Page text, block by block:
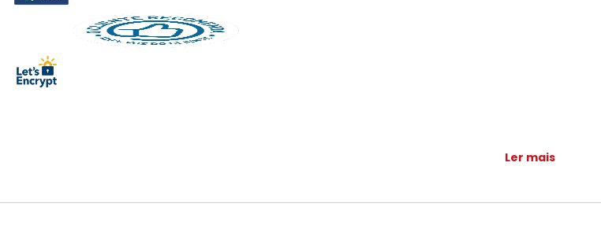
Ler mais